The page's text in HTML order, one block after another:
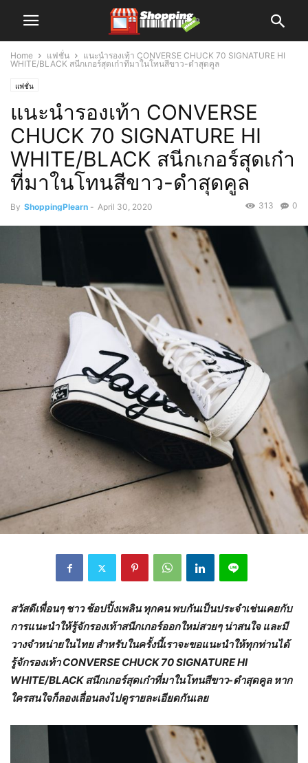
Home แฟชั่น
แนะนำรองเท้า CONVERSE CHUCK 70 SIGNATURE HI
WHITE/BLACK สนีกเกอร์สุดเก๋าที่มาในโทนสีขาว-ดำสุดคูล
แฟชั่น
แนะนำรองเท้า CONVERSE
CHUCK 70 SIGNATURE HI
WHITE/BLACK สนีกเกอร์สุดเก๋า
ที่มาในโทนสีขาว-ดำสุดคูล
By ShoppingPlearn - April 30, 2020 0
313
สวัสดีเพื่อนๆ ชาว ช้อปปิ้งเพลิน ทุกคน พบกันเป็นประจำเช่นเคยกับ
การแนะนำให้รู้จักรองเท้าสนีกเกอร์ออกใหม่สวยๆ น่าสนใจ และมี
วางจำหน่ายในไทย สำหรับในครั้งนี้เราจะขอแนะนำให้ทุกท่านได้
รู้จักรองเท้า CONVERSE CHUCK 70 SIGNATURE HI
WHITE/BLACK สนีกเกอร์สุดเก๋าที่มาในโทนสีขาว-ดำสุดคูล หาก
ใครสนใจก็ลองเลื่อนลงไปดูรายละเอียดกันเลย